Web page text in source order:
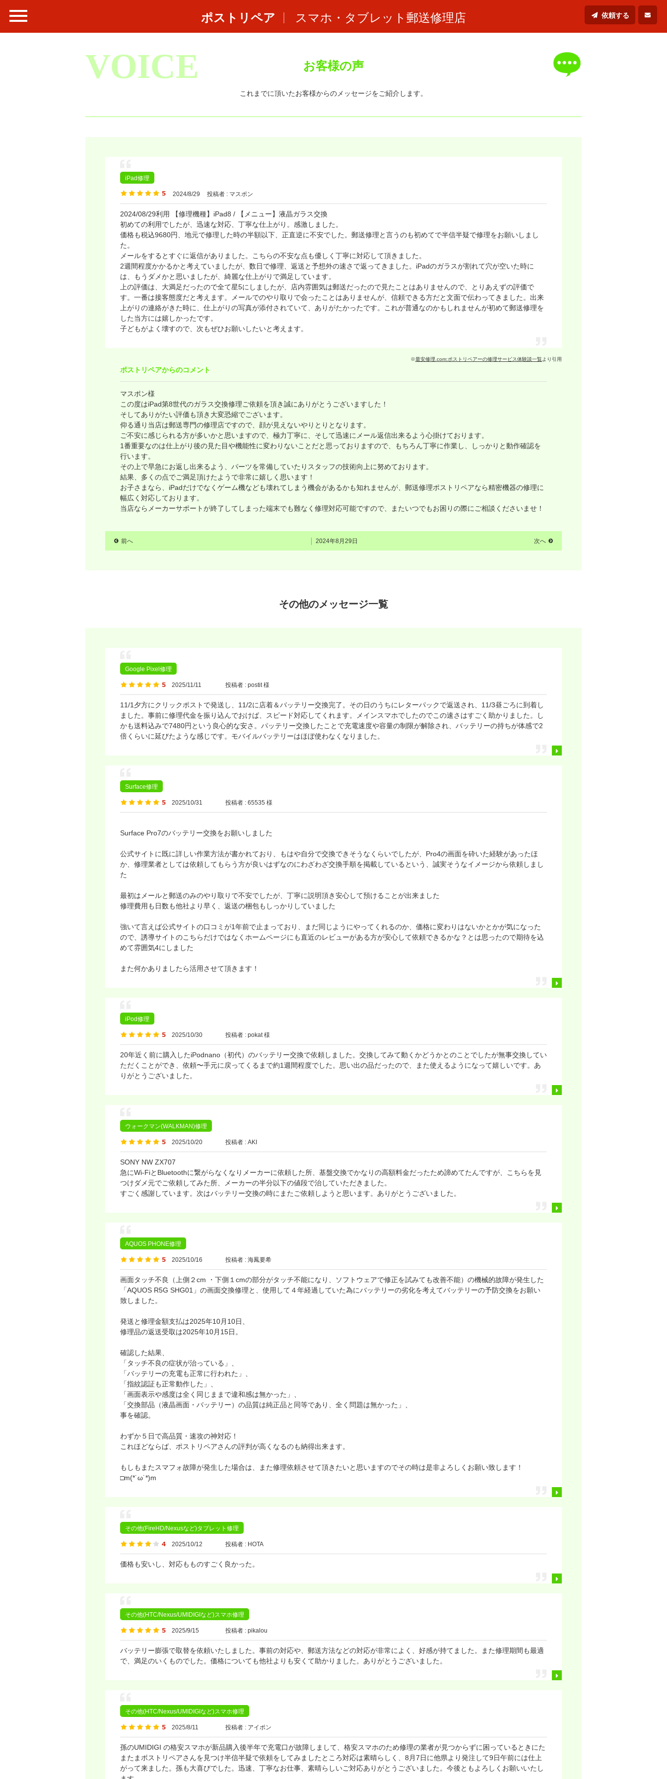
ポストリペア スマホ・タブレット郵送修理店 依頼する
VOICE お客様の声
これまでに頂いたお客様からのメッセージをご紹介します。
iPad修理
2024/8/29 投稿者 : マスポン
2024/08/29利用 【修理機種】iPad8 / 【メニュー】液晶ガラス交換
初めての利用でしたが、迅速な対応、丁寧な仕上がり。感激しました。
価格も税込9680円、地元で修理した時の半額以下、正直逆に不安でした。郵送修理と言うのも初めてで半信半疑で修理をお願いしまし
た。
メールをするとすぐに返信がありました。こちらの不安な点も優しく丁寧に対応して頂きました。
2週間程度かかるかと考えていましたが、数日で修理、返送と予想外の速さで返ってきました。iPadのガラスが割れて穴が空いた時に
は、もうダメかと思いましたが、綺麗な仕上がりで満足しています。
上の評価は、大満足だったので全て星5にしましたが、店内雰囲気は郵送だったので見たことはありませんので、とりあえずの評価で
す。一番は接客態度だと考えます。メールでのやり取りで会ったことはありませんが、信頼できる方だと文面で伝わってきました。出来
上がりの連絡がきた時に、仕上がりの写真が添付されていて、ありがたかったです。これが普通なのかもしれませんが初めて郵送修理を
した当方には嬉しかったです。
子どもがよく壊すので、次もぜひお願いしたいと考えます。
※最安修理.com:ポストリペアーの修理サービス体験談一覧より引用
ポストリペアからのコメント
マスポン様
この度はiPad第8世代のガラス交換修理ご依頼を頂き誠にありがとうございますした！
そしてありがたい評価も頂き大変恐縮でございます。
仰る通り当店は郵送専門の修理店ですので、顔が見えないやりとりとなります。
ご不安に感じられる方が多いかと思いますので、極力丁寧に、そして迅速にメール返信出来るよう心掛けております。
1番重要なのは仕上がり後の見た目や機能性に変わりないことだと思っておりますので、もちろん丁寧に作業し、しっかりと動作確認を
行います。
その上で早急にお返し出来るよう、パーツを常備していたりスタッフの技術向上に努めております。
結果、多くの点でご満足頂けたようで非常に嬉しく思います！
お子さまなら、iPadだけでなくゲーム機なども壊れてしまう機会があるかも知れませんが、郵送修理ポストリペアなら精密機器の修理に
幅広く対応しております。
当店ならメーカーサポートが終了してしまった端末でも難なく修理対応可能ですので、またいつでもお困りの際にご相談くださいませ！
2024年8月29日
前へ 次へ
その他のメッセージ一覧
Google Pixel修理
2025/11/11 投稿者 : postit 様
11/1夕方にクリックポストで発送し、11/2に店着＆バッテリー交換完了。その日のうちにレターパックで返送され、11/3昼ごろに到着し
ました。事前に修理代金を振り込んでおけば、スピード対応してくれます。メインスマホでしたのでこの速さはすごく助かりました。し
かも送料込みで7480円という良心的な安さ。パッテリー交換したことで充電速度や容量の制限が解除され、バッテリーの持ちが体感で2
倍くらいに延びたような感じです。モバイルバッテリーはほぼ使わなくなりました。
Surface修理
2025/10/31 投稿者 : 65535 様
Surface Pro7のバッテリー交換をお願いしました
公式サイトに既に詳しい作業方法が書かれており、もはや自分で交換できそうなくらいでしたが、Pro4の画面を砕いた経験があったほ
か、修理業者としては依頼してもらう方が良いはずなのにわざわざ交換手順を掲載しているという、誠実そうなイメージから依頼しまし
た
最初はメールと郵送のみのやり取りで不安でしたが、丁寧に説明頂き安心して預けることが出来ました
修理費用も日数も他社より早く、返送の梱包もしっかりしていました
強いて言えば公式サイトの口コミが1年前で止まっており、まだ同じようにやってくれるのか、価格に変わりはないかとかが気になった
ので、誘導サイトのこちらだけではなくホームページにも直近のレビューがある方が安心して依頼できるかな？とは思ったので期待を込
めて雰囲気4にしました
また何かありましたら活用させて頂きます！
iPod修理
2025/10/30 投稿者 : pokat 様
20年近く前に購入したiPodnano（初代）のバッテリー交換で依頼しました。交換してみて動くかどうかとのことでしたが無事交換してい
ただくことができ、依頼〜手元に戻ってくるまで約1週間程度でした。思い出の品だったので、また使えるようになって嬉しいです。あ
りがとうございました。
ウォークマン(WALKMAN)修理
2025/10/20 投稿者 : AKI
SONY NW ZX707
急にWi-FiとBluetoothに繋がらなくなりメーカーに依頼した所、基盤交換でかなりの高額料金だったため諦めてたんですが、こちらを見
つけダメ元でご依頼してみた所、メーカーの半分以下の値段で治していただきました。
すごく感謝しています。次はバッテリー交換の時にまたご依頼しようと思います。ありがとうございました。
AQUOS PHONE修理
2025/10/16 投稿者 : 海鳳要希
画面タッチ不良（上側２cm ・下側１cmの部分がタッチ不能になり、ソフトウェアで修正を試みても改善不能）の機械的故障が発生した
「AQUOS R5G SHG01」の画面交換修理と、使用して４年経過していた為にバッテリーの劣化を考えてバッテリーの予防交換をお願い
致しました。
発送と修理金額支払は2025年10月10日、
修理品の返送受取は2025年10月15日。
確認した結果、
「タッチ不良の症状が治っている」、
「バッテリーの充電も正常に行われた」、
「指紋認証も正常動作した」、
「画面表示や感度は全く同じままで違和感は無かった」、
「交換部品（液晶画面・バッテリー）の品質は純正品と同等であり、全く問題は無かった」、
事を確認。
わずか５日で高品質・速攻の神対応！
これほどならば、ポストリペアさんの評判が高くなるのも納得出来ます。
もしもまたスマフォ故障が発生した場合は、また修理依頼させて頂きたいと思いますのでその時は是非よろしくお願い致します！
□m(*˙ω˙*)m
その他(FireHD/Nexusなど)タブレット修理
2025/10/12 投稿者 : HOTA
価格も安いし、対応もものすごく良かった。
その他(HTC/Nexus/UMIDIGIなど)スマホ修理
2025/9/15 投稿者 : pikalou
バッテリー膨張で取替を依頼いたしました。事前の対応や、郵送方法などの対応が非常によく、好感が持てました。また修理期間も最適
で、満足のいくものでした。価格についても他社よりも安くて助かりました。ありがとうございました。
その他(HTC/Nexus/UMIDIGIなど)スマホ修理
2025/8/11 投稿者 : アイポン
孫のUMIDIGI の格安スマホが新品購入後半年で充電口が故障しまして、格安スマホのため修理の業者が見つからずに困っているときにた
またまポストリペアさんを見つけ半信半疑で依頼をしてみましたところ対応は素晴らしく、8月7日に他県より発注して9日午前には仕上
がって来ました。孫も大喜びでした。迅速、丁寧なお仕事、素晴らしいご対応ありがとうございました。今後ともよろしくお願いいたし